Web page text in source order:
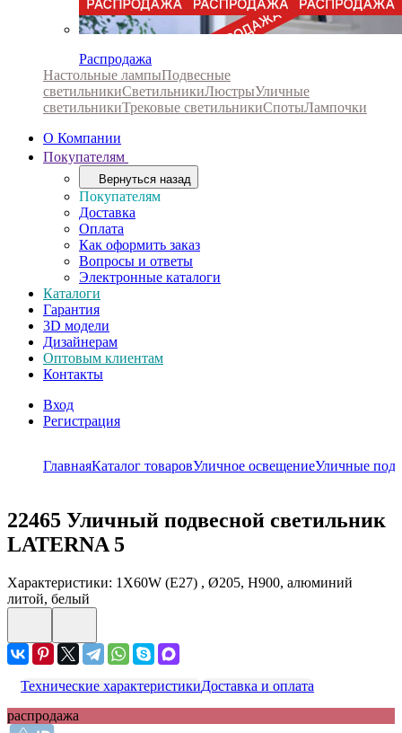
Распродажа
Настольные лампыПодвесные
светильникиСветильникиЛюстрыУличные
светильникиТрековые светильникиСпотыЛампочки
О Компании
Покупателям
Вернуться назад
Покупателям
Доставка
Оплата
Как оформить заказ
Вопросы и ответы
Электронные каталоги
Каталоги
Гарантия
3D модели
Дизайнерам
Оптовым клиентам
Контакты
Вход
Регистрация
ГлавнаяКаталог товаровУличное освещениеУличные
22465 Уличный подвесной светильник
LATERNA 5
Характеристики: 1X60W (E27) , Ø205, H900, алюминий
литой, белый
Технические характеристикиДоставка и оплата
распродажа